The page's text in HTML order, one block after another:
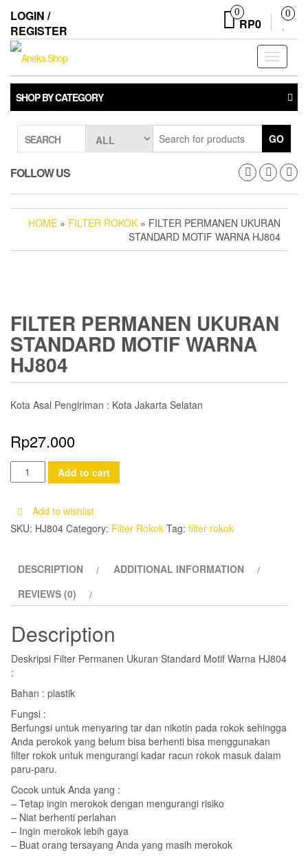
the
content
LOGIN /
REGISTER
0
RP0
0
Toggle
SHOP BY CATEGORY
SEARCH GO
FOLLOW US
HOME » FILTER ROKOK » FILTER PERMANEN UKURAN
STANDARD MOTIF WARNA HJ804
FILTER PERMANEN UKURAN
STANDARD MOTIF WARNA
HJ804
Kota Asal Pengiriman : Kota Jakarta Selatan
Rp27.000
Filter
Permanen
HJ804
quantity
Add to cart
Add to wishlist
SKU: HJ804 Category: Filter Rokok Tag: filter rokok
DESCRIPTION
ADDITIONAL INFORMATION
REVIEWS (0)
Description
Deskripsi Filter Permanen Ukuran Standard Motif Warna HJ804
:
Bahan : plastik
Fungsi :
Berfungsi untuk menyaring tar dan nikotin pada rokok sehingga
Anda perokok yang belum bisa berhenti bisa menggunakan
filter rokok untuk mengurangi kadar racun rokok masuk dalam
paru-paru.
Cocok untuk Anda yang :
– Tetap ingin merokok dengan mengurangi risiko
– Niat berhenti perlahan
– Ingin merokok lebih gaya
– Buat orang tersayang Anda yang masih merokok